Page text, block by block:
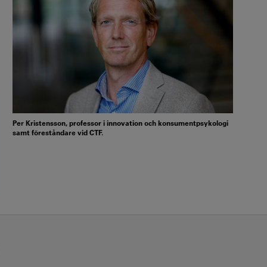
Per Kristensson, professor i innovation och konsumentpsykologi
samt föreståndare vid CTF.